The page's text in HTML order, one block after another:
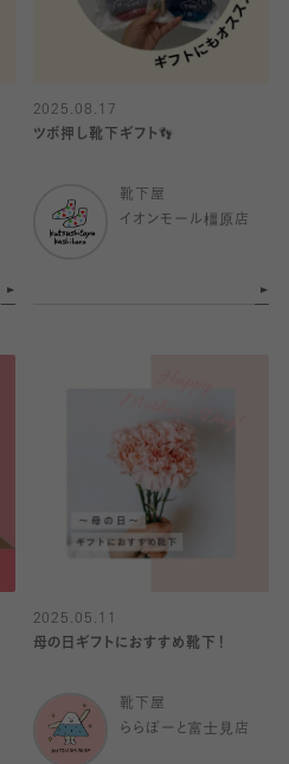
2025.08.17
ツボ押し靴下ギフト👣
靴下屋
イオンモール橿原店
2025.05.11
母の日ギフトにおすすめ靴下！
靴下屋
ららぽーと富士見店